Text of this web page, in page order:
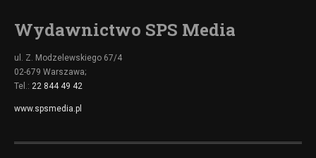
Wydawnictwo SPS Media
ul. Z. Modzelewskiego 67/4
02-679 Warszawa;
Tel.: 22 844 49 42
www.spsmedia.pl